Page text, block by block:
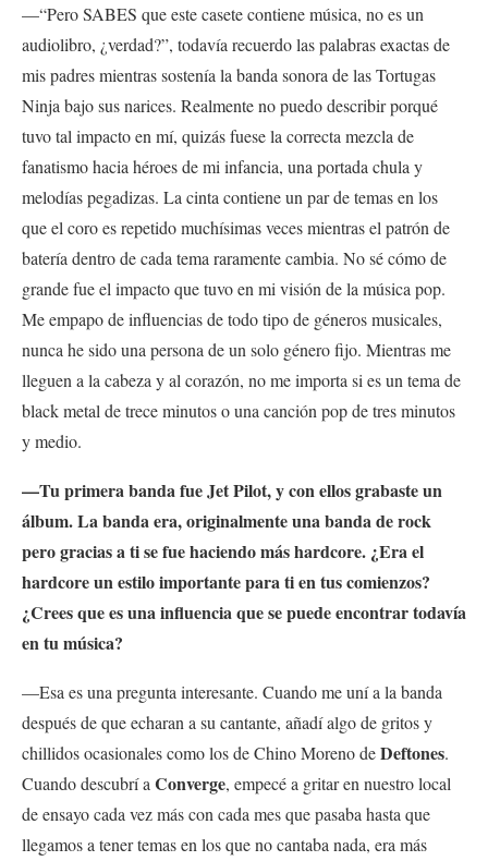
—“Pero SABES que este casete contiene música, no es un
audiolibro, ¿verdad?”, todavía recuerdo las palabras exactas de
mis padres mientras sostenía la banda sonora de las Tortugas
Ninja bajo sus narices. Realmente no puedo describir porqué
tuvo tal impacto en mí, quizás fuese la correcta mezcla de
fanatismo hacia héroes de mi infancia, una portada chula y
melodías pegadizas. La cinta contiene un par de temas en los
que el coro es repetido muchísimas veces mientras el patrón de
batería dentro de cada tema raramente cambia. No sé cómo de
grande fue el impacto que tuvo en mi visión de la música pop.
Me empapo de influencias de todo tipo de géneros musicales,
nunca he sido una persona de un solo género fijo. Mientras me
lleguen a la cabeza y al corazón, no me importa si es un tema de
black metal de trece minutos o una canción pop de tres minutos
y medio.
—Tu primera banda fue Jet Pilot, y con ellos grabaste un
álbum. La banda era, originalmente una banda de rock
pero gracias a ti se fue haciendo más hardcore. ¿Era el
hardcore un estilo importante para ti en tus comienzos?
¿Crees que es una influencia que se puede encontrar todavía
en tu música?
—Esa es una pregunta interesante. Cuando me uní a la banda
después de que echaran a su cantante, añadí algo de gritos y
chillidos ocasionales como los de Chino Moreno deDeftones.
Cuando descubrí a Converge, empecé a gritar en nuestro local
de ensayo cada vez más con cada mes que pasaba hasta que
llegamos a tener temas en los que no cantaba nada, era más